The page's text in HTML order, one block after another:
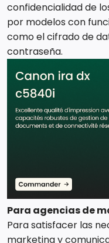
confidencialidad de
por modelos con
como el cifrado de
contraseña.
Para agencias de
Para satisfacer las
marketing y